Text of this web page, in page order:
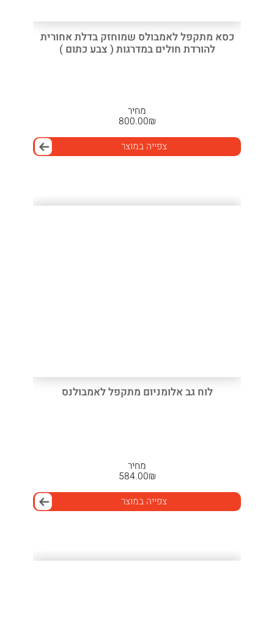
כסא מתקפל לאמבולס שמוחזק בדלת אחורית
להורדת חולים במדרגות ( צבע כתום )
מחיר
₪
800.00
צפייה במוצר
לוח גב אלומניום מתקפל לאמבולנס
מחיר
₪
584.00
צפייה במוצר